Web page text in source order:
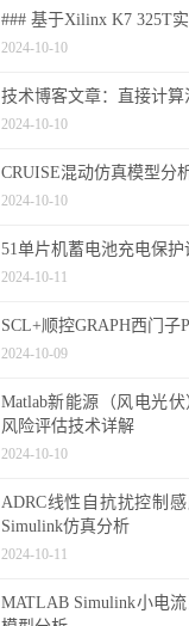
### 基于Xilinx K7 325T
2024-10-10
技术博客文章：直接计
2024-10-10
CRUISE混动仿真模型分
2024-10-10
51单片机蓄电池充电保护
2024-10-11
SCL+顺控GRAPH西门子
2024-10-09
Matlab新能源（风电光
风险评估技术详解
2024-10-10
ADRC线性自抗扰控制
Simulink仿真分析
2024-10-11
MATLAB Simulink小电